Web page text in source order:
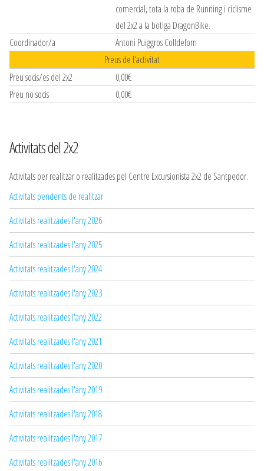
comercial, tota la roba de Running i ciclisme
del 2x2 a la botiga DragonBike.
Coordinador/a
Antoni Puiggros Colldeforn
Preus de l'activitat
Preu socis/es del 2x2
0,00€
Preu no socis
0,00€
Activitats del 2x2
Activitats per realitzar o realitzades pel Centre Excursionista 2x2 de Santpedor.
Activitats pendents de realitzar
Activitats realitzades l'any 2026
Activitats realitzades l'any 2025
Activitats realitzades l'any 2024
Activitats realitzades l'any 2023
Activitats realitzades l'any 2022
Activitats realitzades l'any 2021
Activitats realitzades l'any 2020
Activitats realitzades l'any 2019
Activitats realitzades l'any 2018
Activitats realitzades l'any 2017
Activitats realitzades l'any 2016